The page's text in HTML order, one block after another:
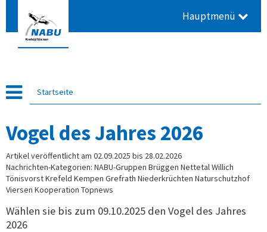
Hauptmenü
Startseite
Vogel des Jahres 2026
Artikel veröffentlicht am 02.09.2025 bis 28.02.2026
Nachrichten-Kategorien: NABU-Gruppen Brüggen Nettetal Willich
Tönisvorst Krefeld Kempen Grefrath Niederkrüchten Naturschutzhof
Viersen Kooperation Topnews
Wählen sie bis zum 09.10.2025 den Vogel des Jahres
2026